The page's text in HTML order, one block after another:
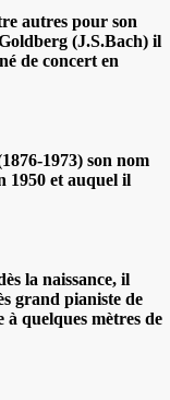
autres pour son
(J.S.Bach) il
de concert en
1973) son nom
1950 et auquel il
la naissance, il
grand pianiste de
à quelques mètres de